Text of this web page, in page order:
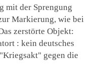
mit der Sprengung
Markierung, wie bei
zerstörte Objekt:
: kein deutsches
gegen die